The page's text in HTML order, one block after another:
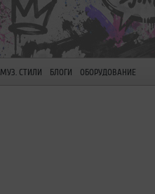
МУЗ. СТИЛИ БЛОГИ ОБОРУДОВАНИЕ